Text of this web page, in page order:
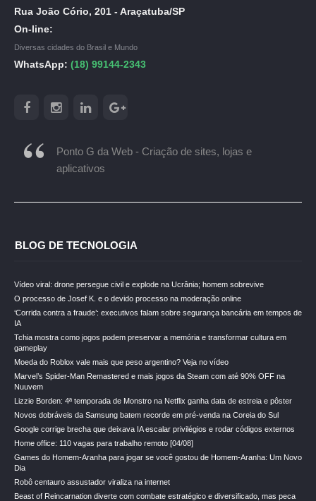
Rua João Cório, 201 - Araçatuba/SP
On-line:
Diversas cidades do Brasil e Mundo
WhatsApp: (18) 99144-2343
Ponto G da Web - Criação de sites, lojas e
aplicativos
BLOG DE TECNOLOGIA
Vídeo viral: drone persegue civil e explode na Ucrânia; homem sobrevive
O processo de Josef K. e o devido processo na moderação online
‘Corrida contra a fraude’: executivos falam sobre segurança bancária em tempos de
IA
Tchia mostra como jogos podem preservar a memória e transformar cultura em
gameplay
Moeda do Roblox vale mais que peso argentino? Veja no vídeo
Marvel’s Spider-Man Remastered e mais jogos da Steam com até 90% OFF na
Nuuvem
Lizzie Borden: 4ª temporada de Monstro na Netflix ganha data de estreia e pôster
Novos dobráveis da Samsung batem recorde em pré-venda na Coreia do Sul
Google corrige brecha que deixava IA escalar privilégios e rodar códigos externos
Home office: 110 vagas para trabalho remoto [04/08]
Games do Homem-Aranha para jogar se você gostou de Homem-Aranha: Um Novo
Dia
Robô centauro assustador viraliza na internet
Beast of Reincarnation diverte com combate estratégico e diversificado, mas peca